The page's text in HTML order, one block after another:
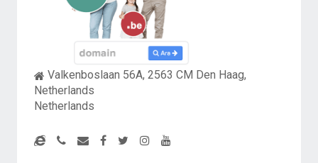
Valkenboslaan 56A, 2563 CM Den Haag,
Netherlands
Netherlands